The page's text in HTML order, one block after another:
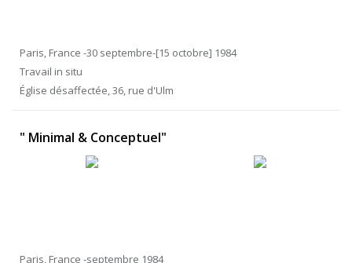
Paris, France -30 septembre-[15 octobre] 1984
Travail in situ
Église désaffectée, 36, rue d'Ulm
" Minimal & Conceptuel"
Paris, France -septembre 1984